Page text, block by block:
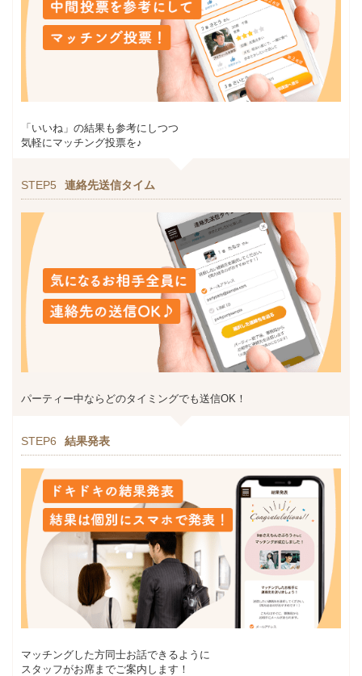
「いいね」の結果も参考にしつつ
気軽にマッチング投票を♪
STEP5 連絡先送信タイム
パーティー中ならどのタイミングでも送信OK！
STEP6 結果発表
マッチングした方同士お話できるように
スタッフがお席までご案内します！